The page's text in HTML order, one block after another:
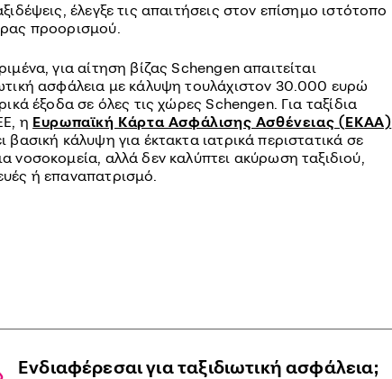
έλεγξε τις απαιτήσεις στον επίσημο ιστότοπο
προορισμού.
για αίτηση βίζας Schengen απαιτείται
ασφάλεια με κάλυψη τουλάχιστον 30.000 ευρώ
έξοδα σε όλες τις χώρες Schengen. Για ταξίδια
η Ευρωπαϊκή Κάρτα Ασφάλισης Ασθένειας (ΕΚΑΑ)
βασική κάλυψη για έκτακτα ιατρικά περιστατικά σε
νοσοκομεία, αλλά δεν καλύπτει ακύρωση ταξιδιού,
ή επαναπατρισμό.
Ενδιαφέρεσαι για ταξιδιωτική ασφάλεια;